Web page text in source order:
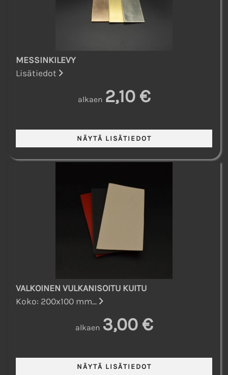
MESSINKILEVY
Lisätiedot
alkaen 2,10 €
VALKOINEN VULKANISOITU KUITU
Koko: 200x100 mm...
alkaen 3,00 €